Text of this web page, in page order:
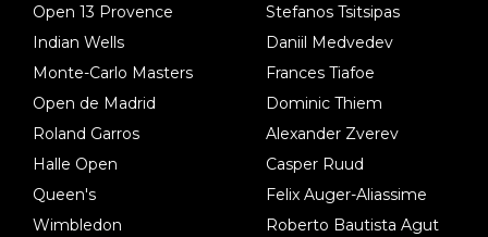
Open 13 Provence
Indian Wells
Monte-Carlo Masters
Open de Madrid
Roland Garros
Halle Open
Queen's
Wimbledon
Stefanos Tsitsipas
Daniil Medvedev
Frances Tiafoe
Dominic Thiem
Alexander Zverev
Casper Ruud
Felix Auger-Aliassime
Roberto Bautista Agut